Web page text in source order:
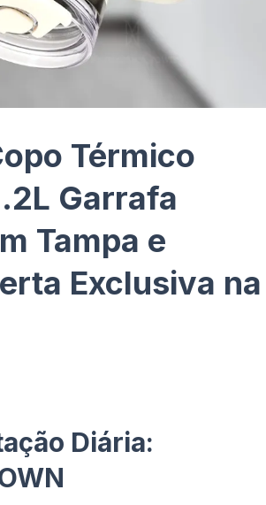
Térmico
Garrafa
Tampa e
Exclusiva na
Diária: